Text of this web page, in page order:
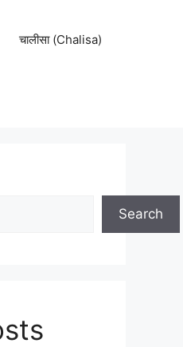
चालीसा (Chalisa)
Search